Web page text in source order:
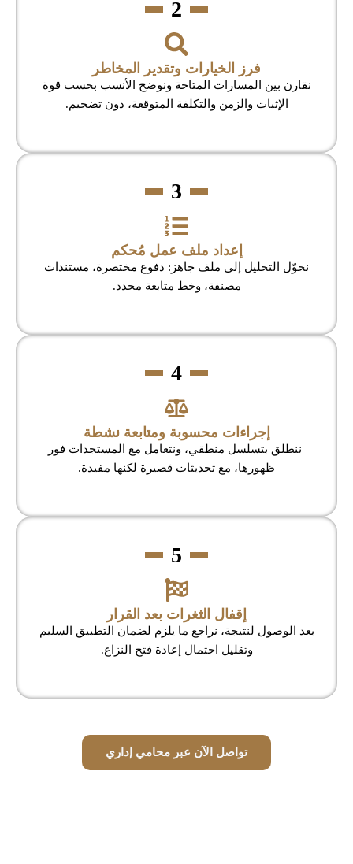
2
فرز الخيارات وتقدير المخاطر
نقارن بين المسارات المتاحة ونوضح الأنسب بحسب قوة
الإثبات والزمن والتكلفة المتوقعة، دون تضخيم.
3
إعداد ملف عمل مُحكم
نحوّل التحليل إلى ملف جاهز: دفوع مختصرة، مستندات
مصنفة، وخط متابعة محدد.
4
إجراءات محسوبة ومتابعة نشطة
ننطلق بتسلسل منطقي، ونتعامل مع المستجدات فور
ظهورها، مع تحديثات قصيرة لكنها مفيدة.
5
إقفال الثغرات بعد القرار
بعد الوصول لنتيجة، نراجع ما يلزم لضمان التطبيق السليم
وتقليل احتمال إعادة فتح النزاع.
تواصل الآن عبر محامي إداري